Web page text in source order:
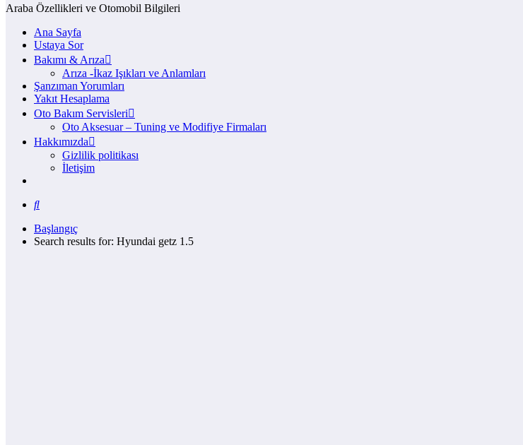
Araba Özellikleri ve Otomobil Bilgileri
Ana Sayfa
Ustaya Sor
Bakımı & Arıza
Arıza -İkaz Işıkları ve Anlamları
Şanzıman Yorumları
Yakıt Hesaplama
Oto Bakım Servisleri
Oto Aksesuar – Tuning ve Modifiye Firmaları
Hakkımızda
Gizlilik politikası
İletişim
Başlangıç
Search results for: Hyundai getz 1.5